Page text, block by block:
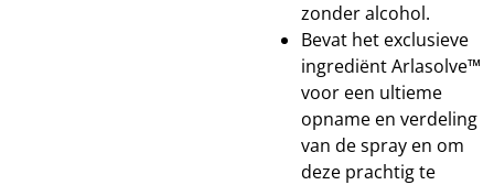
zonder alcohol.
Bevat het exclusieve
ingrediënt Arlasolve™
voor een ultieme
opname en verdeling
van de spray en om
deze prachtig te